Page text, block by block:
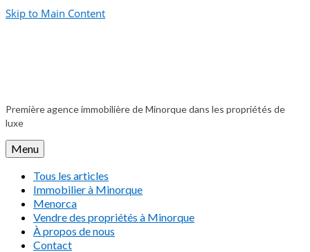
Skip to Main Content
Première agence immobilière de Minorque dans les propriétés de
luxe
Menu
Tous les articles
Immobilier à Minorque
Menorca
Vendre des propriétés à Minorque
À propos de nous
Contact